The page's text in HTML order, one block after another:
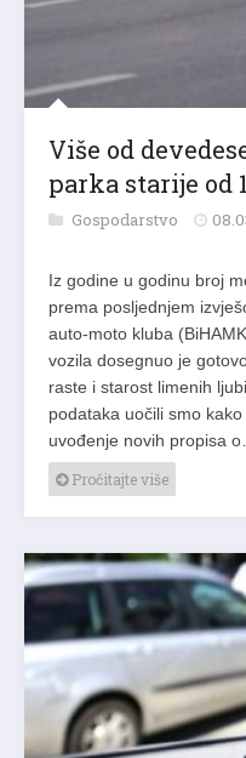
Više od
parka starije od
Gospodarstvo
Iz godine u godinu broj
prema posljednjem
auto-moto kluba
vozila dosegnuo je
raste i starost limenih
podataka uočili smo
uvođenje novih propisa
Pročitajte više